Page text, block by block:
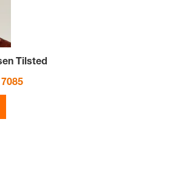
Tilsted